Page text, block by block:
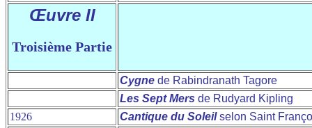
Œuvre II
Troisième Partie
Cygne de Rabindranath Tagore
Les Sept Mers de Rudyard Kipling
1926
Cantique du Soleilselon Saint